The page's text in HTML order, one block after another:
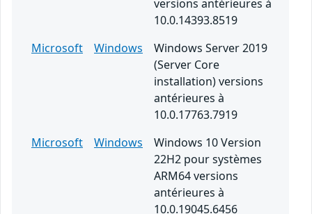
versions antérieures à
10.0.14393.8519
Microsoft
Windows
Windows Server 2019
(Server Core
installation) versions
antérieures à
10.0.17763.7919
Microsoft
Windows
Windows 10 Version
22H2 pour systèmes
ARM64 versions
antérieures à
10.0.19045.6456